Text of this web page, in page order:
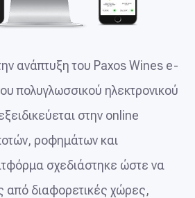
ανάπτυξη του Paxos Wines e-
πολυγλωσσικού ηλεκτρονικού
στην online
ροφημάτων και
σχεδιάστηκε ώστε να
από διαφορετικές χώρες,